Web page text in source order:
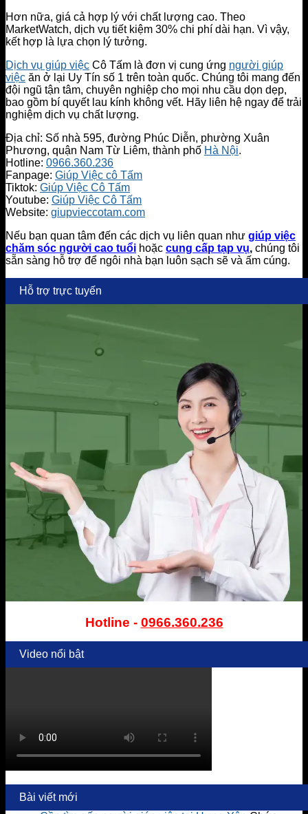
Hơn nữa, giá cả hợp lý với chất lượng cao. Theo
MarketWatch, dịch vụ tiết kiệm 30% chi phí dài hạn. Vì vậy,
kết hợp là lựa chọn lý tưởng.
Dịch vụ giúp việc Cô Tấm là đơn vị cung ứng người giúp
việc ăn ở lại Uy Tín số 1 trên toàn quốc. Chúng tôi mang đến
đội ngũ tận tâm, chuyên nghiệp cho mọi nhu cầu dọn dẹp,
bao gồm bí quyết lau kính không vết. Hãy liên hệ ngay để trải
nghiệm dịch vụ chất lượng.
Địa chỉ: Số nhà 595, đường Phúc Diễn, phường Xuân
Phương, quận Nam Từ Liêm, thành phố Hà Nội.
Hotline: 0966.360.236
Fanpage: Giúp Việc cô Tấm
Tiktok: Giúp Việc Cô Tấm
Youtube: Giúp Việc Cô Tấm
Website: giupvieccotam.com
Nếu bạn quan tâm đến các dịch vụ liên quan như giúp việc
chăm sóc người cao tuổi hoặc cung cấp tạp vụ, chúng tôi
sẵn sàng hỗ trợ để ngôi nhà bạn luôn sạch sẽ và ấm cúng.
Hỗ trợ trực tuyến
Hotline - 0966.360.236
Video nổi bật
Bài viết mới